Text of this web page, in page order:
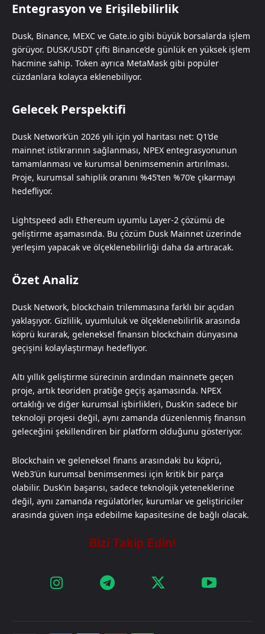
Entegrasyon ve Erişilebilirlik
Dusk, Binance, MEXC ve Gate.io gibi büyük borsalarda işlem
görüyor. DUSK/USDT çifti Binance’de günlük en yüksek işlem
hacmine sahip. Token ayrıca MetaMask gibi popüler
cüzdanlara kolayca eklenebiliyor.
Gelecek Perspektifi
Dusk Network’ün 2026 yılı için yol haritası net: Q1’de
mainnet istikrarının sağlanması, NPEX entegrasyonunun
tamamlanması ve kurumsal benimsemenin artırılması.
Proje, kurumsal sahiplik oranını %45’ten %70’e çıkarmayı
hedefliyor.
Lightspeed adlı Ethereum uyumlu Layer-2 çözümü de
geliştirme aşamasında. Bu çözüm Dusk Mainnet üzerinde
yerleşim yapacak ve ölçeklenebilirliği daha da artıracak.
Özet Analiz
Dusk Network, blockchain trilemmasına farklı bir açıdan
yaklaşıyor. Gizlilik, uyumluluk ve ölçeklenebilirlik arasında
köprü kurarak, geleneksel finansın blockchain dünyasına
geçişini kolaylaştırmayı hedefliyor.
Altı yıllık geliştirme sürecinin ardından mainnet’e geçen
proje, artık teoriden pratiğe geçiş aşamasında. NPEX
ortaklığı ve diğer kurumsal işbirlikleri, Dusk’ın sadece bir
teknoloji projesi değil, aynı zamanda düzenlenmiş finansın
geleceğini şekillendiren bir platform olduğunu gösteriyor.
Blockchain ve geleneksel finans arasındaki bu köprü,
Web3’ün kurumsal benimsenmesi için kritik bir parça
olabilir. Dusk’ın başarısı, sadece teknolojik yeteneklerine
değil, aynı zamanda regülatörler, kurumlar ve geliştiriciler
arasında güven inşa edebilme kapasitesine de bağlı olacak.